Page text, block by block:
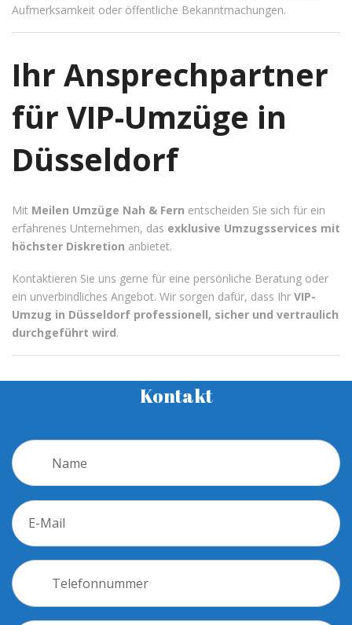
Aufmerksamkeit oder öffentliche Bekanntmachungen.
Ihr Ansprechpartner
für VIP-Umzüge in
Düsseldorf
Mit Meilen Umzüge Nah & Fern entscheiden Sie sich für ein
erfahrenes Unternehmen, das exklusive Umzugsservices mit
höchster Diskretion anbietet.
Kontaktieren Sie uns gerne für eine persönliche Beratung oder
ein unverbindliches Angebot. Wir sorgen dafür, dass Ihr VIP-
Umzug in Düsseldorf professionell, sicher und vertraulich
durchgeführt wird.
Kontakt